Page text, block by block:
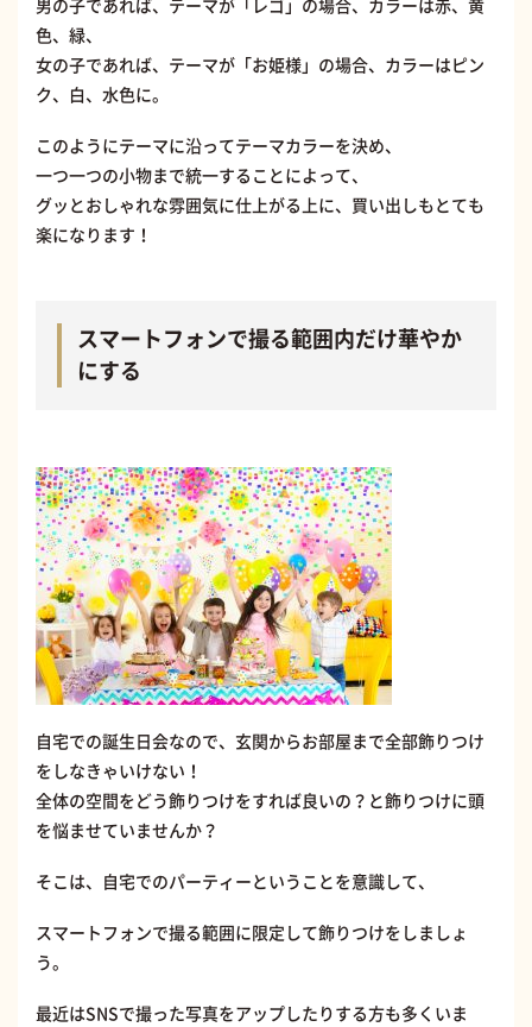
男の子であれば、テーマが「レゴ」の場合、カラーは赤、黄
色、緑、
女の子であれば、テーマが「お姫様」の場合、カラーはピン
ク、白、水色に。
このようにテーマに沿ってテーマカラーを決め、
一つ一つの小物まで統一することによって、
グッとおしゃれな雰囲気に仕上がる上に、買い出しもとても
楽になります！
スマートフォンで撮る範囲内だけ華やか
にする
自宅での誕生日会なので、玄関からお部屋まで全部飾りつけ
をしなきゃいけない！
全体の空間をどう飾りつけをすれば良いの？と飾りつけに頭
を悩ませていませんか？
そこは、自宅でのパーティーということを意識して、
スマートフォンで撮る範囲に限定して飾りつけをしましょ
う。
最近はSNSで撮った写真をアップしたりする方も多くいま